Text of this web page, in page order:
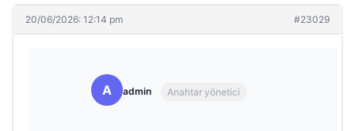
20/06/2026: 12:14 pm #23029
A admin Anahtar yönetici